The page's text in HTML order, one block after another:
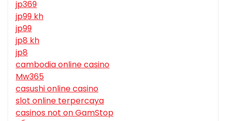
jp369
jp99 kh
jp99
jp8 kh
jp8
cambodia online casino
Mw365
casushi online casino
slot online terpercaya
casinos not on GamStop